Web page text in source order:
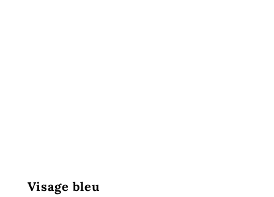
Visage bleu